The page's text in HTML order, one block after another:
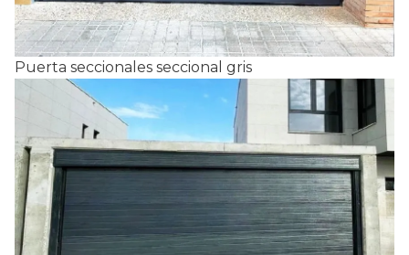
Puerta seccionales seccional gris